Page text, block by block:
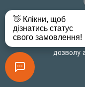
Офіційний
Будь-яке
дозволу